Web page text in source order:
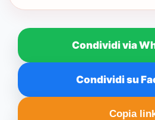
Condividi via
Condividi su
Copia